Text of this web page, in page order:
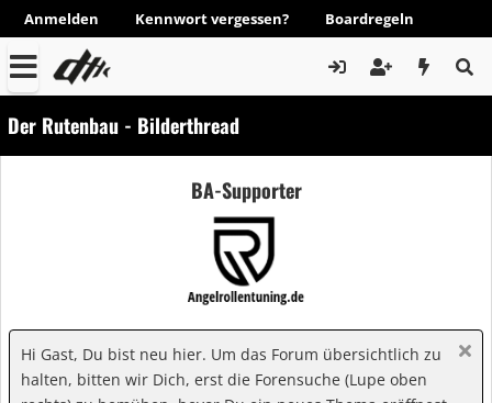
Anmelden Kennwort vergessen? Boardregeln
Der Rutenbau - Bilderthread
BA-Supporter
Hi Gast, Du bist neu hier. Um das Forum übersichtlich zu
halten, bitten wir Dich, erst die Forensuche (Lupe oben